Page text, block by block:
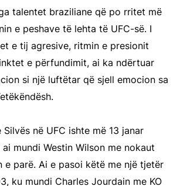
talentet braziliane që po rritet më
e peshave të lehta të UFC-së. I
e tij agresive, ritmin e presionit
e përfundimit, ai ka ndërtuar
si një luftëtar që sjell emocion sa
Silvës në UFC ishte më 13 janar
mundi Westin Wilson me nokaut
e parë. Ai e pasoi këtë me një tjetër
ku mundi Charles Jourdain me KO